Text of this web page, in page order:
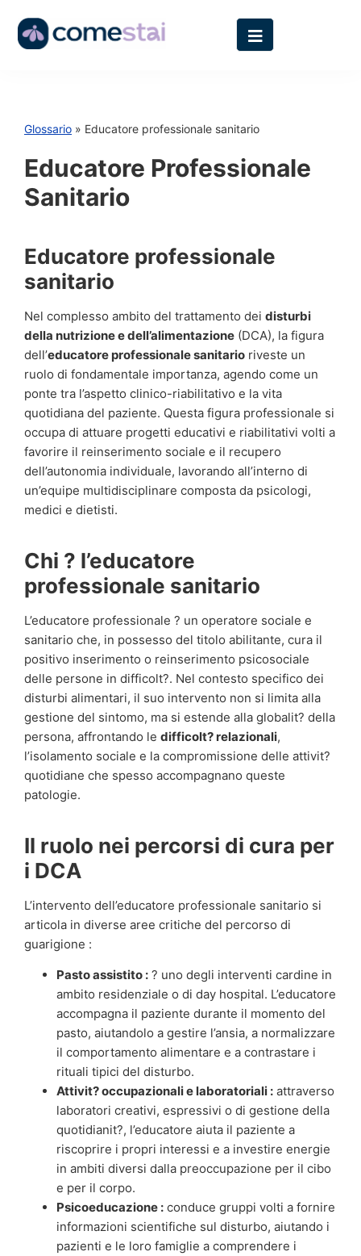
Glossario » Educatore professionale sanitario
Educatore Professionale
Sanitario
Educatore professionale
sanitario
Nel complesso ambito del trattamento dei disturbi
della nutrizione e dell’alimentazione (DCA), la figura
dell’educatore professionale sanitario riveste un
ruolo di fondamentale importanza, agendo come un
ponte tra l’aspetto clinico-riabilitativo e la vita
quotidiana del paziente. Questa figura professionale si
occupa di attuare progetti educativi e riabilitativi volti a
favorire il reinserimento sociale e il recupero
dell’autonomia individuale, lavorando all’interno di
un’equipe multidisciplinare composta da psicologi,
medici e dietisti.
Chi ? l’educatore
professionale sanitario
L’educatore professionale ? un operatore sociale e
sanitario che, in possesso del titolo abilitante, cura il
positivo inserimento o reinserimento psicosociale
delle persone in difficolt?. Nel contesto specifico dei
disturbi alimentari, il suo intervento non si limita alla
gestione del sintomo, ma si estende alla globalit? della
persona, affrontando le difficolt? relazionali,
l’isolamento sociale e la compromissione delle attivit?
quotidiane che spesso accompagnano queste
patologie.
Il ruolo nei percorsi di cura per
i DCA
L’intervento dell’educatore professionale sanitario si
articola in diverse aree critiche del percorso di
guarigione :
Pasto assistito : ? uno degli interventi cardine in
ambito residenziale o di day hospital. L’educatore
accompagna il paziente durante il momento del
pasto, aiutandolo a gestire l’ansia, a normalizzare
il comportamento alimentare e a contrastare i
rituali tipici del disturbo.
Attivit? occupazionali e laboratoriali : attraverso
laboratori creativi, espressivi o di gestione della
quotidianit?, l’educatore aiuta il paziente a
riscoprire i propri interessi e a investire energie
in ambiti diversi dalla preoccupazione per il cibo
e per il corpo.
Psicoeducazione : conduce gruppi volti a fornire
informazioni scientifiche sul disturbo, aiutando i
pazienti e le loro famiglie a comprendere i